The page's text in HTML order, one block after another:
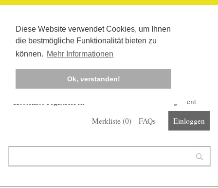
Diese Website verwendet Cookies, um Ihnen
die bestmögliche Funktionalität bieten zu
können. Mehr Informationen
Ok, verstanden!
Kostenlos registrieren
Corona-Management
Merkliste (0) FAQs Einloggen